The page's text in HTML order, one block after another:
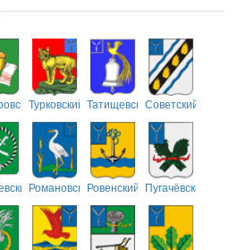
Турковский ТатищевскийСоветский
РомановскийРовенский Пугачёвский